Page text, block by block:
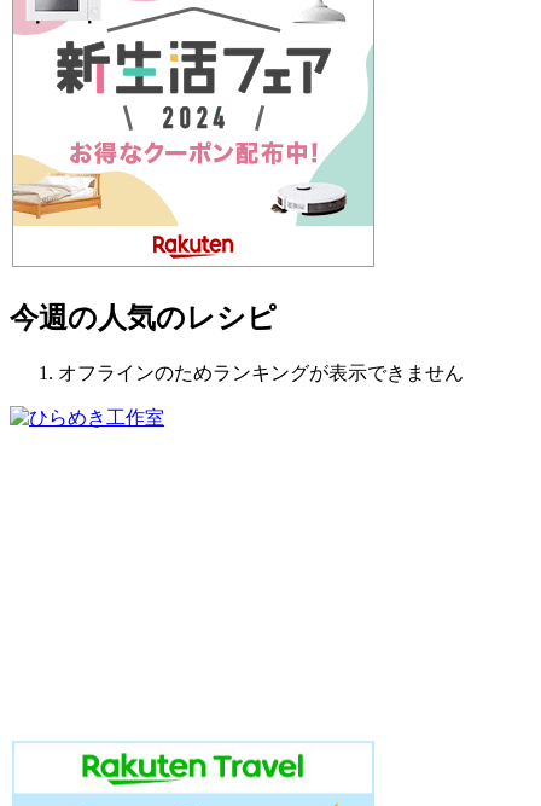
今週の人気のレシピ
オフラインのためランキングが表示できません